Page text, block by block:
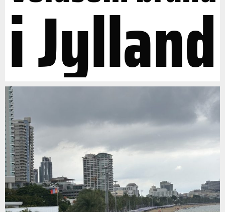
i Jylland